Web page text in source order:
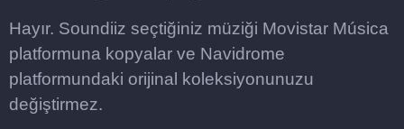
Hayır. Soundiiz seçtiğiniz müziği Movistar Música
platformuna kopyalar ve Navidrome
platformundaki orijinal koleksiyonunuzu
değiştirmez.